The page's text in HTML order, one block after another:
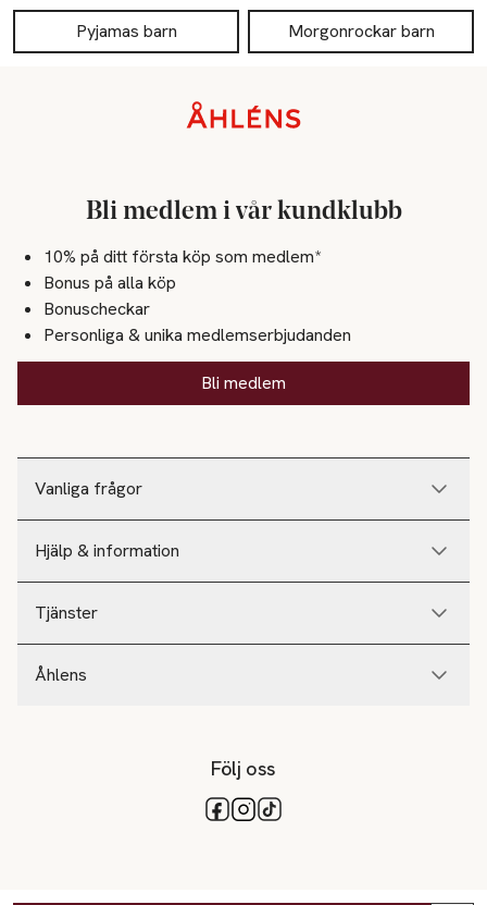
Pyjamas barn Morgonrockar barn
Vanliga frågor
Hjälp & information
Tjänster
Åhlens
Bli medlem i vår kundklubb
10% på ditt första köp som medlem*
Bonus på alla köp
Bonuscheckar
Personliga & unika medlemserbjudanden
Bli medlem
Följ oss